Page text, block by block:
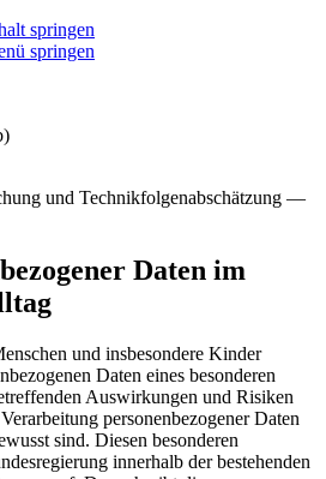
springen
springen
und Technikfolgenabschätzung —
Daten im
und insbesondere Kinder
Daten eines besonderen
Auswirkungen und Risiken
personenbezogener Daten
sind. Diesen besonderen
innerhalb der bestehenden